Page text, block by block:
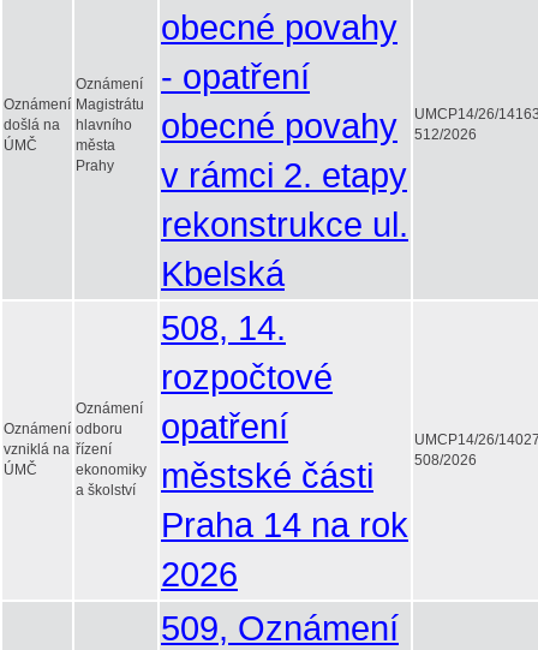
Oznámení
došlá na
ÚMČ
Oznámení
Magistrátu
hlavního
města
Prahy
obecné povahy
- opatření
obecné povahy
v rámci 2. etapy
rekonstrukce ul.
Kbelská
UMCP14/26/
512/2026
Oznámení
vzniklá na
ÚMČ
Oznámení
odboru
řízení
ekonomiky
a školství
508, 14.
rozpočtové
opatření
městské části
Praha 14 na rok
2026
UMCP14/26/
508/2026
509, Oznámení